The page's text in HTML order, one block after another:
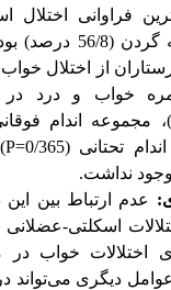
فراوانی اختلال
از اختلال خواب
خواب و درد در
اندام فوقانی (0/
تحتانی (0/365
P=
)
نداشت.
عدم ارتباط بین این
اسکلتی-عضلانی
اختلالات خواب در
دیگری می‌تواند در